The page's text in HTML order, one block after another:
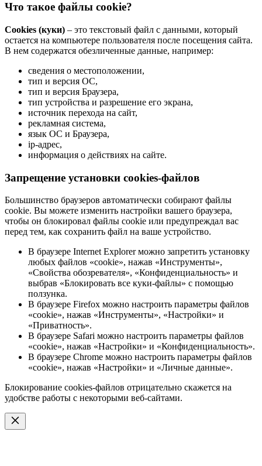
Что такое файлы cookie?
Cookies (куки) – это текстовый файл с данными, который
остается на компьютере пользователя после посещения сайта.
В нем содержатся обезличенные данные, например:
сведения о местоположении,
тип и версия ОС,
тип и версия Браузера,
тип устройства и разрешение его экрана,
источник перехода на сайт,
рекламная система,
язык ОС и Браузера,
ip-адрес,
информация о действиях на сайте.
Запрещение установки cookies-файлов
Большинство браузеров автоматически собирают файлы
cookie. Вы можете изменить настройки вашего браузера,
чтобы он блокировал файлы cookie или предупреждал вас
перед тем, как сохранить файл на ваше устройство.
В браузере Internet Explorer можно запретить установку
любых файлов «cookie», нажав «Инструменты»,
«Свойства обозревателя», «Конфиденциальность» и
выбрав «Блокировать все куки-файлы» с помощью
ползунка.
В браузере Firefox можно настроить параметры файлов
«cookie», нажав «Инструменты», «Настройки» и
«Приватность».
В браузере Safari можно настроить параметры файлов
«cookie», нажав «Настройки» и «Конфиденциальность».
В браузере Chrome можно настроить параметры файлов
«cookie», нажав «Настройки» и «Личные данные».
Блокирование cookies-файлов отрицательно скажется на
удобстве работы с некоторыми веб-сайтами.